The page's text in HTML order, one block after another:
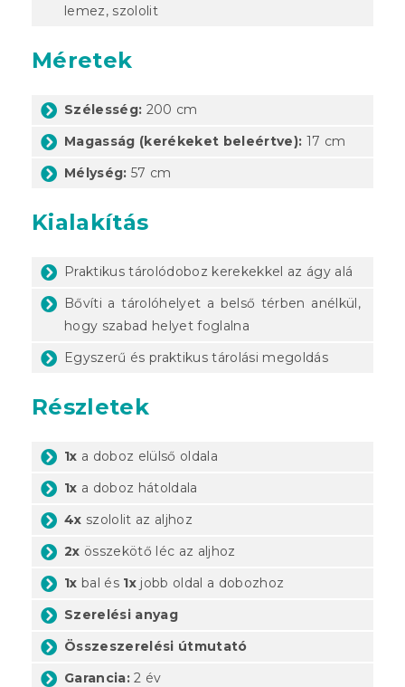
lemez, szololit
Méretek
Szélesség: 200 cm
Magasság (kerékeket beleértve): 17 cm
Mélység: 57 cm
Kialakítás
Praktikus tárolódoboz kerekekkel az ágy alá
Bővíti a tárolóhelyet a belső térben anélkül,
hogy szabad helyet foglalna
Egyszerű és praktikus tárolási megoldás
Részletek
1x a doboz elülső oldala
1x a doboz hátoldala
4x szololit az aljhoz
2x összekötő léc az aljhoz
1x bal és 1x jobb oldal a dobozhoz
Szerelési anyag
Összeszerelési útmutató
Garancia: 2 év